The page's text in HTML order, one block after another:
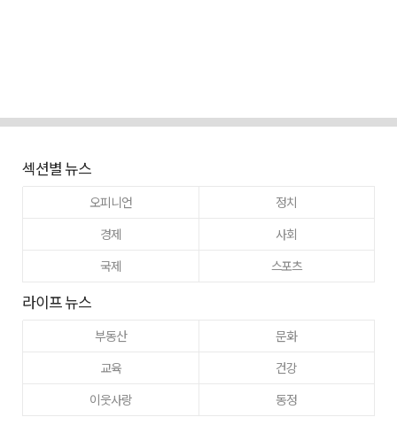
섹션별 뉴스
오피니언
정치
경제
사회
국제
스포츠
라이프 뉴스
부동산
문화
교육
건강
이웃사랑
동정